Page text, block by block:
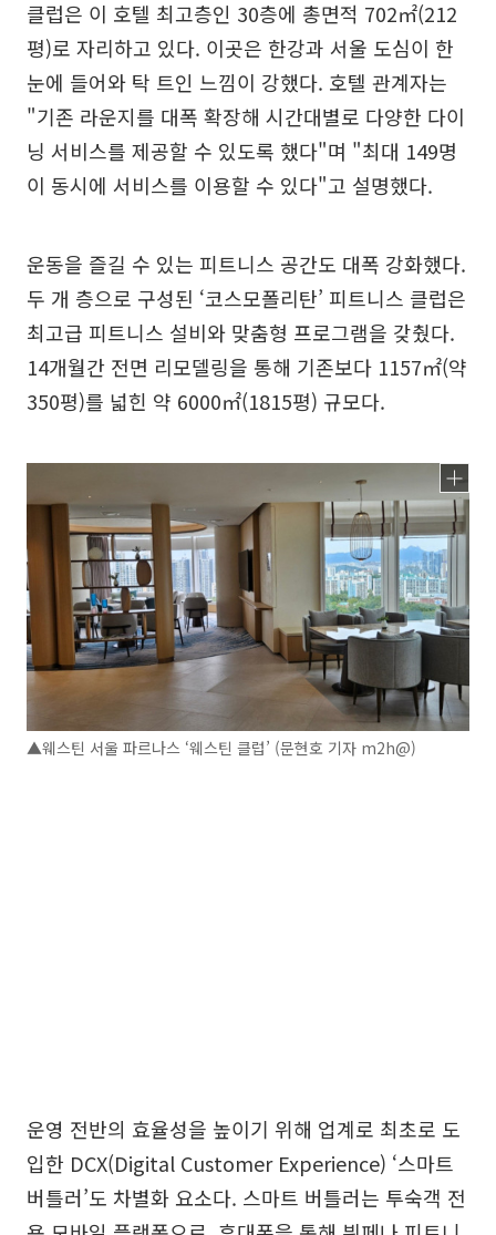
클럽은 이 호텔 최고층인 30층에 총면적 702㎡(212
평)로 자리하고 있다. 이곳은 한강과 서울 도심이 한
눈에 들어와 탁 트인 느낌이 강했다. 호텔 관계자는
"기존 라운지를 대폭 확장해 시간대별로 다양한 다이
닝 서비스를 제공할 수 있도록 했다"며 "최대 149명
이 동시에 서비스를 이용할 수 있다"고 설명했다.
운동을 즐길 수 있는 피트니스 공간도 대폭 강화했다.
두 개 층으로 구성된 ‘코스모폴리탄’ 피트니스 클럽은
최고급 피트니스 설비와 맞춤형 프로그램을 갖췄다.
14개월간 전면 리모델링을 통해 기존보다 1157㎡(약
350평)를 넓힌 약 6000㎡(1815평) 규모다.
▲웨스틴 서울 파르나스 ‘웨스틴 클럽’ (문현호 기자 m2h@)
운영 전반의 효율성을 높이기 위해 업계로 최초로 도
입한 DCX(Digital Customer Experience) ‘스마트
버틀러’도 차별화 요소다. 스마트 버틀러는 투숙객 전